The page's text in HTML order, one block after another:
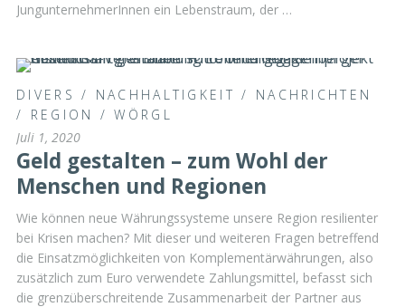
JungunternehmerInnen ein Lebenstraum, der …
DIVERS / NACHHALTIGKEIT / NACHRICHTEN
/ REGION /WÖRGL
Juli 1, 2020
Geld gestalten – zum Wohl der
Menschen und Regionen
Wie können neue Währungssysteme unsere Region resilienter
bei Krisen machen? Mit dieser und weiteren Fragen betreffend
die Einsatzmöglichkeiten von Komplementärwährungen, also
zusätzlich zum Euro verwendete Zahlungsmittel, befasst sich
die grenzüberschreitende Zusammenarbeit der Partner aus